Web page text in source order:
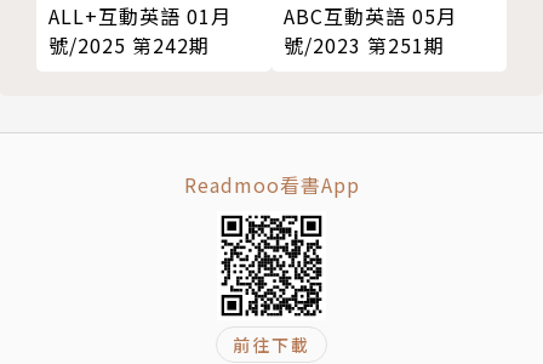
ALL+互動英語 01月
號/2025 第242期
ABC互動英語 05月
號/2023 第251期
Readmoo看書App
前往下載